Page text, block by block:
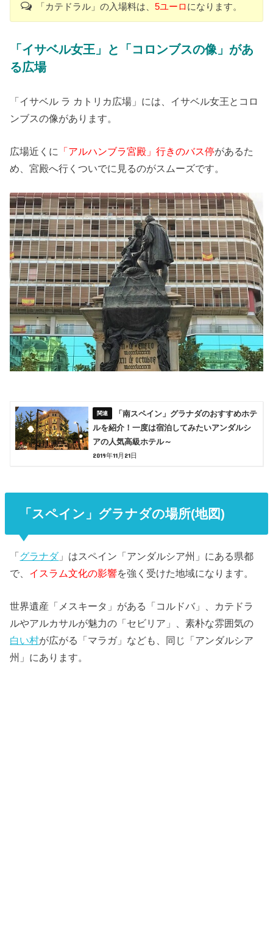
「カテドラル」の入場料は、 5ユーロになります。
「イサベル女王」と「コロンブスの像」があ
る広場
「イサベル ラ カトリカ広場」には、イサベル女王とコロ
ンブスの像があります。
広場近くに 「アルハンブラ宮殿」行きのバス停があるた
め、宮殿へ行くついでに見るのがスムーズです。
「南スペイン」グラナダのおすすめホテ
ルを紹介！一度は宿泊してみたいアンダルシ
アの人気高級ホテル～
2019年11月21日
「スペイン」グラナダの場所(地図)
「グラナダ」はスペイン「アンダルシア州」にある県都
で、 イスラム文化の影響を強く受けた地域になります。
世界遺産「メスキータ」がある「コルドバ」、カテドラ
ルやアルカサルが魅力の「セビリア」、素朴な雰囲気の
白い村が広がる「マラガ」なども、同じ「アンダルシア
州」にあります。